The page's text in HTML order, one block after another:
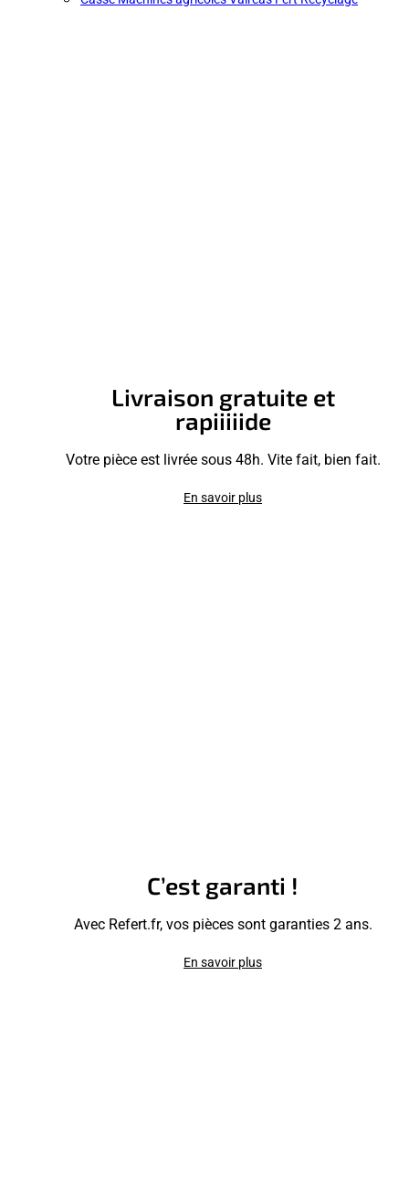
Livraison gratuite et
rapiiiiide
Votre pièce est livrée sous 48h. Vite fait, bien fait.
En savoir plus
C’est garanti !
Avec Refert.fr, vos pièces sont garanties 2 ans.
En savoir plus